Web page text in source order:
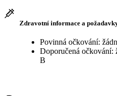
Zdravotní informace a
Povinná očkování:
Doporučená očkování:
B